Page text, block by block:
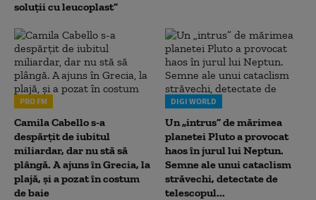
soluții cu leucoplast”
PRO FM
Camila Cabello s-a
despărțit de iubitul
miliardar, dar nu stă să
plângă. A ajuns în Grecia, la
plajă, și a pozat în costum
de baie
DIGI WORLD
Un „intrus” de mărimea
planetei Pluto a provocat
haos în jurul lui Neptun.
Semne ale unui cataclism
străvechi, detectate de
telescopul...